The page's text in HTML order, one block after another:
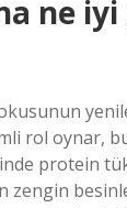
ne
rol oynar,
protein
zengin